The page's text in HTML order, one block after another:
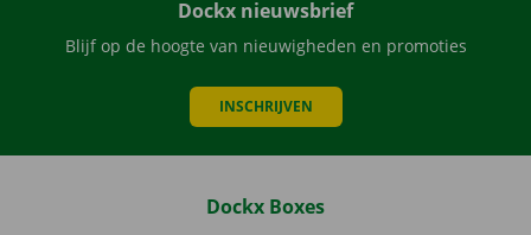
Dockx nieuwsbrief
Blijf op de hoogte van nieuwigheden en promoties
INSCHRIJVEN
Dockx Boxes